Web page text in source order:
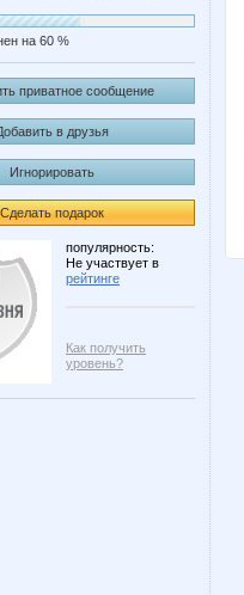
на 60 %
приватное сообщение
в друзья
Игнорировать
Сделать подарок
популярность:
Не участвует в
рейтинге
Как получить
уровень?